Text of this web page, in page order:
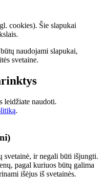
cookies). Šie slapukai
naudojami slapukai,
svetaine.
leidžiate naudoti.
.
svetainė, ir negali būti išjungti.
pagal kuriuos būtų galima
išėjus iš svetainės.